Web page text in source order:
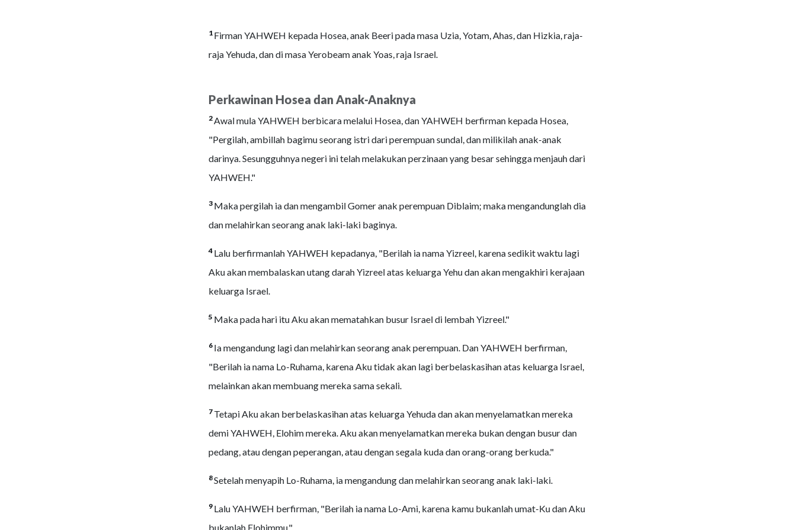
1 Firman YAHWEH kepada Hosea, anak Beeri pada masa Uzia, Yotam, Ahas, dan Hizkia, raja-
raja Yehuda, dan di masa Yerobeam anak Yoas, raja Israel.
Perkawinan Hosea dan Anak-Anaknya
2Awal mula YAHWEH berbicara melalui Hosea, dan YAHWEH berfirman kepada Hosea,
"Pergilah, ambillah bagimu seorang istri dari perempuan sundal, dan milikilah anak-anak
darinya. Sesungguhnya negeri ini telah melakukan perzinaan yang besar sehingga menjauh dari
YAHWEH."
3 Maka pergilah ia dan mengambil Gomer anak perempuan Diblaim; maka mengandunglah dia
dan melahirkan seorang anak laki-laki baginya.
4 Lalu berfirmanlah YAHWEH kepadanya, "Berilah ia nama Yizreel, karena sedikit waktu lagi
Aku akan membalaskan utang darah Yizreel atas keluarga Yehu dan akan mengakhiri kerajaan
keluarga Israel.
5 Maka pada hari itu Aku akan mematahkan busur Israel di lembah Yizreel."
6 Ia mengandung lagi dan melahirkan seorang anak perempuan. Dan YAHWEH berfirman,
"Berilah ia nama Lo-Ruhama, karena Aku tidak akan lagi berbelaskasihan atas keluarga Israel,
melainkan akan membuang mereka sama sekali.
7 Tetapi Aku akan berbelaskasihan atas keluarga Yehuda dan akan menyelamatkan mereka
demi YAHWEH, Elohim mereka. Aku akan menyelamatkan mereka bukan dengan busur dan
pedang, atau dengan peperangan, atau dengan segala kuda dan orang-orang berkuda."
8Setelah menyapih Lo-Ruhama, ia mengandung dan melahirkan seorang anak laki-laki.
9 Lalu YAHWEH berfirman, "Berilah ia nama Lo-Ami, karena kamu bukanlah umat-Ku dan Aku
bukanlah Elohimmu."